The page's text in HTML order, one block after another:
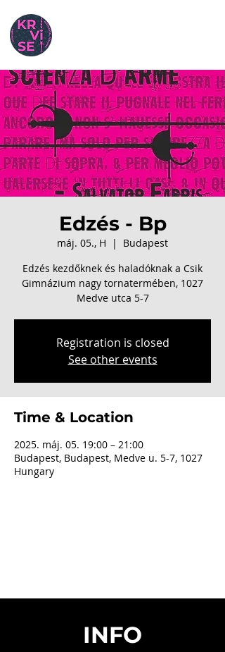
Edzés - Bp
máj. 05., H
  |
Budapest
Edzés kezdőknek és haladóknak a Csik
Gimnázium nagy tornatermében, 1027
Medve utca 5-7
Registration is closed
See other events
Time & Location
2025. máj. 05. 19:00 – 21:00
Budapest, Budapest, Medve u. 5-7, 1027
Hungary
INFO